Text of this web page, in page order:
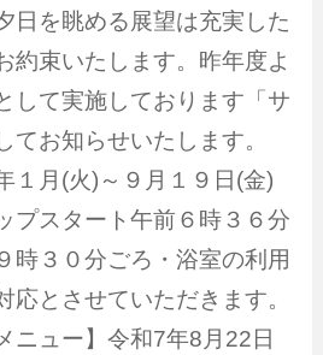
日を眺める展望は充実した
約束いたします。昨年度よ
して実施しております「サ
てお知らせいたします。
１月(火)～９月１９日(金)
プスタート午前６時３６分
時３０分ごろ・浴室の利用
応とさせていただきます。
ニュー】令和7年8月22日